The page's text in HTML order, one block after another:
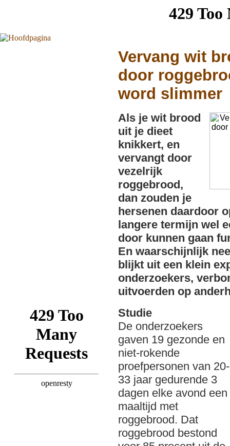
Vervang wit
door
word slimmer
Als je wit brood
uit je dieet
knikkert, en
vervangt door
vezelrijk
roggebrood,
dan zouden je
hersenen daardoor
langere termijn wel
door kunnen gaan
En waarschijnlijk
blijkt uit een klein
onderzoekers,
uitvoerden op
Studie
De onderzoekers
gaven 19 gezonde en
niet-rokende
proefpersonen van 20-
33 jaar gedurende 3
dagen elke avond een
maaltijd met
roggebrood. Dat
roggebrood bestond